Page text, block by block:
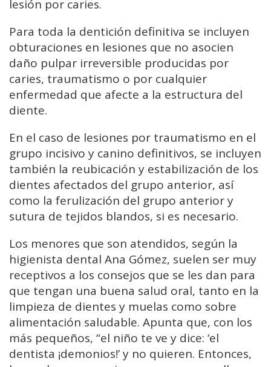
lesión por caries.
Para toda la dentición definitiva se incluyen
obturaciones en lesiones que no asocien
daño pulpar irreversible producidas por
caries, traumatismo o por cualquier
enfermedad que afecte a la estructura del
diente.
En el caso de lesiones por traumatismo en el
grupo incisivo y canino definitivos, se incluyen
también la reubicación y estabilización de los
dientes afectados del grupo anterior, así
como la ferulización del grupo anterior y
sutura de tejidos blandos, si es necesario.
Los menores que son atendidos, según la
higienista dental Ana Gómez, suelen ser muy
receptivos a los consejos que se les dan para
que tengan una buena salud oral, tanto en la
limpieza de dientes y muelas como sobre
alimentación saludable. Apunta que, con los
más pequeños, “el niño te ve y dice: ‘el
dentista ¡demonios!’ y no quieren. Entonces,